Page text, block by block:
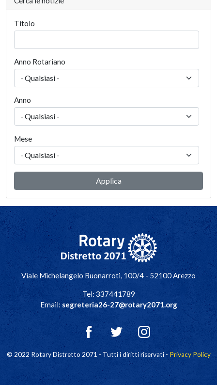
Titolo
Anno Rotariano
Anno
Mese
Navigazione principale
Viale Michelangelo Buonarroti, 100/4 - 52100 Arezzo
Tel: 337441789
Email:segreteria26-27@rotary2071.org
© 2022 Rotary Distretto 2071 - Tutti i diritti riservati - Privacy Policy